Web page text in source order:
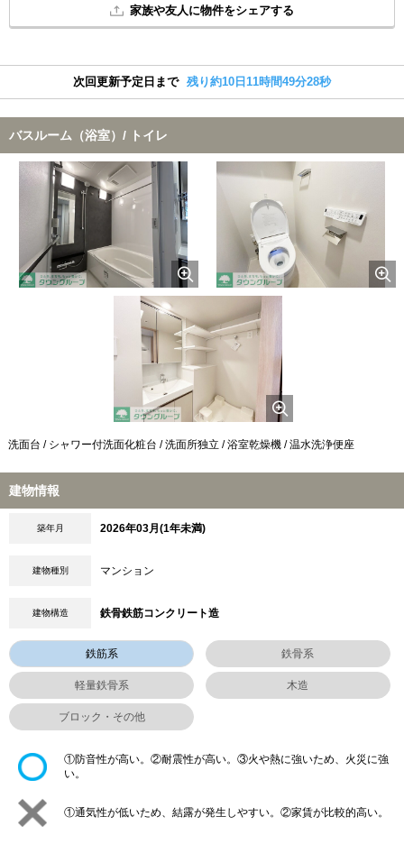
家族や友人に物件をシェアする
次回更新予定日まで 残り約10日11時間49分28秒
バスルーム（浴室）/ トイレ
洗面台 / シャワー付洗面化粧台 / 洗面所独立 / 浴室乾燥機 / 温水洗浄便座
建物情報
築年月 2026年03月(1年未満)
建物種別 マンション
建物構造 鉄骨鉄筋コンクリート造
鉄筋系 鉄骨系
軽量鉄骨系 木造
ブロック・その他
①防音性が高い。②耐震性が高い。③火や熱に強いため、火災に強
い。
①通気性が低いため、結露が発生しやすい。②家賃が比較的高い。